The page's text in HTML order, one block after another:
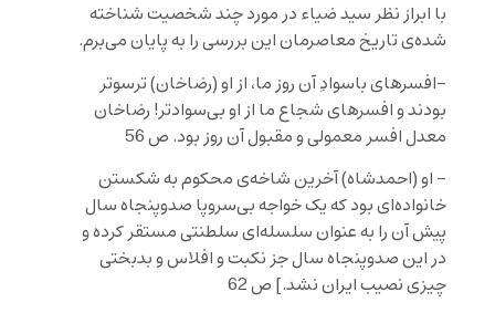
با ابراز نظر سید ضیاء در مورد چند شخصیت شناخته
شده‌ی تاریخ معاصرمان این بررسی را به پایان می‌برم.
-افسرهای باسوادِ آن روز ما، از او (رضاخان) ترسوتر
بودند و افسرهای شجاع ما از او بی‌سوادتر! رضاخان
معدل افسر معمولی و مقبول آن روز بود. ص 56
– او (احمدشاه) آخرین شاخه‌ی محکوم به شکستن
خانواده‌ای بود که یک خواجه بی‌سروپا صدوپنجاه سال
پیش آن را به عنوان سلسله‌ای سلطنتی مستقر کرده و
در این صدوپنجاه سال جز نکبت و افلاس و بدبختی
چیزی نصیب ایران نشد.] ص 62